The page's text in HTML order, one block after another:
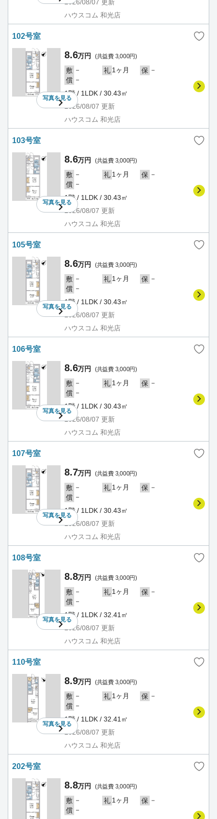
2026/08/07 更新
ハウスコム 和光店
102号室
写真を見る
8.6万円 (共益費 3,000円)
敷 － 礼 1ヶ月 保 －
償 －
1階 / 1LDK / 30.43㎡
2026/08/07 更新
ハウスコム 和光店
103号室
写真を見る
8.6万円 (共益費 3,000円)
敷 － 礼 1ヶ月 保 －
償 －
1階 / 1LDK / 30.43㎡
2026/08/07 更新
ハウスコム 和光店
105号室
写真を見る
8.6万円 (共益費 3,000円)
敷 － 礼 1ヶ月 保 －
償 －
1階 / 1LDK / 30.43㎡
2026/08/07 更新
ハウスコム 和光店
106号室
写真を見る
8.6万円 (共益費 3,000円)
敷 － 礼 1ヶ月 保 －
償 －
1階 / 1LDK / 30.43㎡
2026/08/07 更新
ハウスコム 和光店
107号室
写真を見る
8.7万円 (共益費 3,000円)
敷 － 礼 1ヶ月 保 －
償 －
1階 / 1LDK / 30.43㎡
2026/08/07 更新
ハウスコム 和光店
108号室
写真を見る
8.8万円 (共益費 3,000円)
敷 － 礼 1ヶ月 保 －
償 －
1階 / 1LDK / 32.41㎡
2026/08/07 更新
ハウスコム 和光店
110号室
写真を見る
8.9万円 (共益費 3,000円)
敷 － 礼 1ヶ月 保 －
償 －
1階 / 1LDK / 32.41㎡
2026/08/07 更新
ハウスコム 和光店
202号室
8.8万円 (共益費 3,000円)
敷 － 礼 1ヶ月 保 －
償 －